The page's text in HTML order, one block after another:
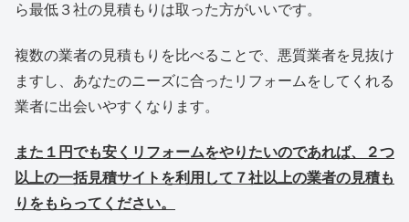
ら最低３社の見積もりは取った方がいいです。
複数の業者の見積もりを比べることで、悪質業者を見抜け
ますし、あなたのニーズに合ったリフォームをしてくれる
業者に出会いやすくなります。
また１円でも安くリフォームをやりたいのであれば、２つ
以上の一括見積サイトを利用して７社以上の業者の見積も
りをもらってください。